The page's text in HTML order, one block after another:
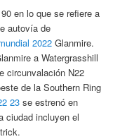
en lo que se refiere a
autovía de
2022 Glanmire.
a Watergrasshill
circunvalación N22
de la Southern Ring
23 se estrenó en
ciudad incluyen el